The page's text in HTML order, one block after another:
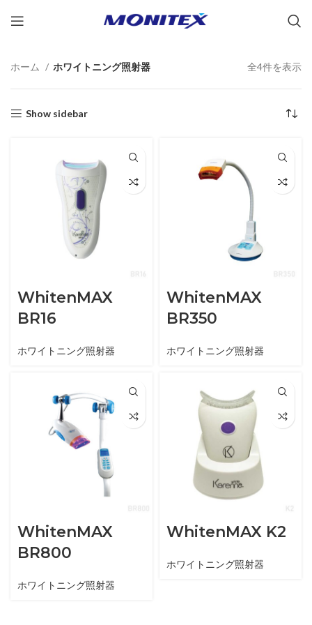
ホーム ホワイトニング照射器 全4件を表示
Show sidebar
WhitenMAX
BR16
ホワイトニング照射器
WhitenMAX
BR350
ホワイトニング照射器
WhitenMAX
BR800
ホワイトニング照射器
WhitenMAX K2
ホワイトニング照射器